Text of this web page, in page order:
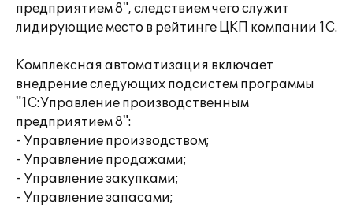
предприятием 8", следствием чего служит
лидирующие место в рейтинге ЦКП компании 1С.
Комплексная автоматизация включает
внедрение следующих подсистем программы
"1С:Управление производственным
предприятием 8":
- Управление производством;
- Управление продажами;
- Управление закупками;
- Управление запасами;